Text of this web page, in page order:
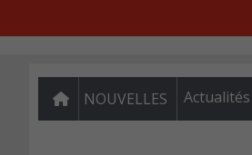
NOUVELLES